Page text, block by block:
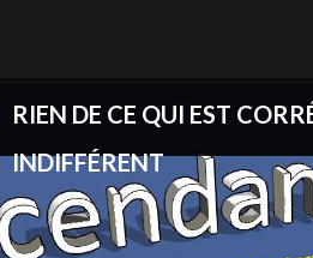
RIEN DE CE QUI EST
INDIFFÉRENT